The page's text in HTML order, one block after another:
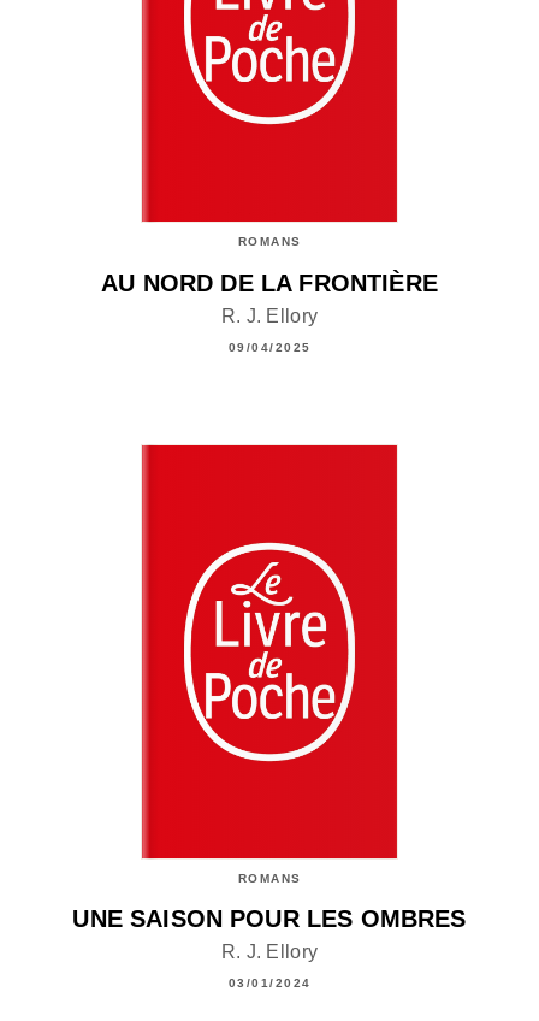
ROMANS
AU NORD DE LA FRONTIÈRE
R. J. Ellory
09/04/2025
ROMANS
UNE SAISON POUR LES OMBRES
R. J. Ellory
03/01/2024